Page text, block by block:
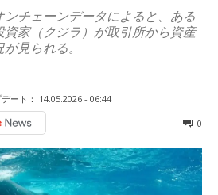
チェーンデータによると、ある
資家（クジラ）が取引所から資産
見られる。
ート： 14.05.2026 - 06:44
0